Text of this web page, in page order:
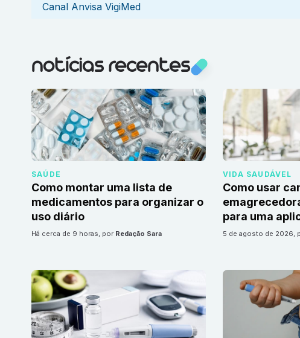
Canal Anvisa VigiMed
notícias recentes
SAÚDE
Como montar uma lista de
medicamentos para organizar o
uso diário
há cerca de 9 horas, por Redação Sara
VIDA SAUDÁVEL
Como usar
para uma
5 de agosto de 2026,